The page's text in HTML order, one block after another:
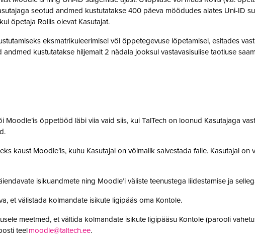
seotud andmed kustutatakse 400 päeva möödudes alates Uni-ID
õpetaja Rollis olevat Kasutajat.
eksmatrikuleerimisel või õppetegevuse lõpetamisel, esitades
andmed kustutatakse hiljemalt 2 nädala jooksul vastavasisulise taotluse
õppetööd läbi viia vaid siis, kui TalTech on loonud Kasutajaga
kaust Moodle’is, kuhu Kasutajal on võimalik salvestada faile. Kasutajal on
isikuandmete ning Moodle’i väliste teenustega liidestamise ja
et välistada kolmandate isikute ligipääs oma Kontole.
meetmed, et vältida kolmandate isikute ligipääsu Kontole (parooli
teel moodle@taltech.ee.